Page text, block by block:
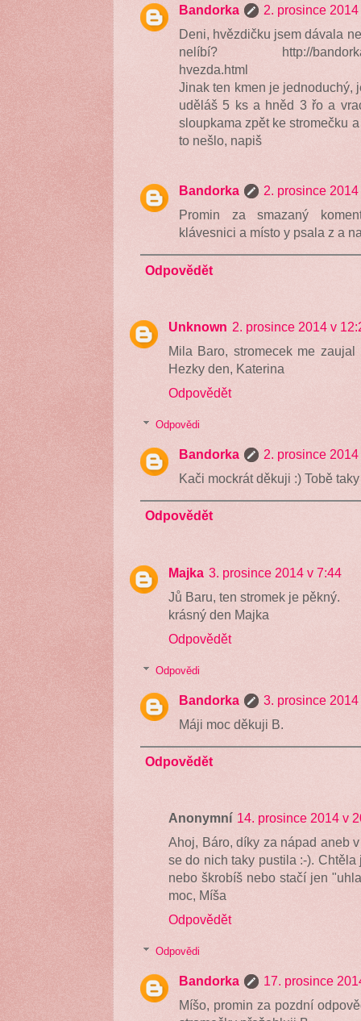
Bandorka
2. prosince
Deni, hvězdičku jsem dávala
nelíbí? http://
hvezda.html
Jinak ten kmen je jednoduchý,
uděláš 5 ks a hněd 3 řo a
sloupkama zpět ke stromečku
to nešlo, napiš
Bandorka
2. prosince
Promin za smazaný
klávesnici a místo y psala z a
Odpovědět
Unknown 2. prosince 2014 v
Mila Baro, stromecek me
Hezky den, Katerina
Odpovědět
Odpovědi
Bandorka
2. prosince
Kači mockrát děkuji :) Tobě
Odpovědět
Majka 3. prosince 2014 v 7:44
Jů Baru, ten stromek je pěkný.
krásný den Majka
Odpovědět
Odpovědi
Bandorka
3. prosince
Máji moc děkuji B.
Odpovědět
Anonymní 14. prosince 2014 v
Ahoj, Báro, díky za nápad aneb
se do nich taky pustila :-).
nebo škrobíš nebo stačí jen
moc, Míša
Odpovědět
Odpovědi
Bandorka
17. prosince
Míšo, promin za pozdní